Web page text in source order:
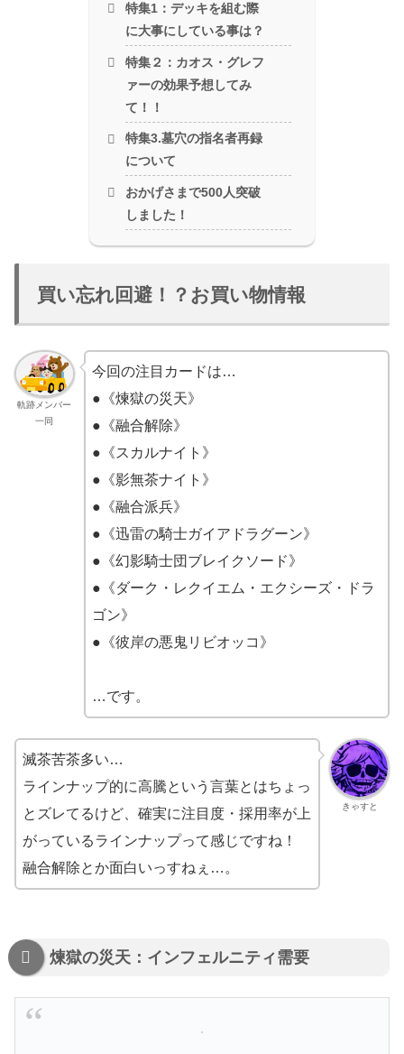
特集1：デッキを組む際
に大事にしている事は？
特集２：カオス・グレフ
ァーの効果予想してみ
て！！
特集3.墓穴の指名者再録
について
おかげさまで500人突破
しました！
買い忘れ回避！？お買い物情報
軌跡メンバー
一同
今回の注目カードは…
●《煉獄の災天》
●《融合解除》
●《スカルナイト》
●《影無茶ナイト》
●《融合派兵》
●《迅雷の騎士ガイアドラグーン》
●《幻影騎士団ブレイクソード》
●《ダーク・レクイエム・エクシーズ・ドラ
ゴン》
●《彼岸の悪鬼リビオッコ》
…です。
きゃすと
滅茶苦茶多い…
ラインナップ的に高騰という言葉とはちょっ
とズレてるけど、確実に注目度・採用率が上
がっているラインナップって感じですね！
融合解除とか面白いっすねぇ…。
煉獄の災天：インフェルニティ需要